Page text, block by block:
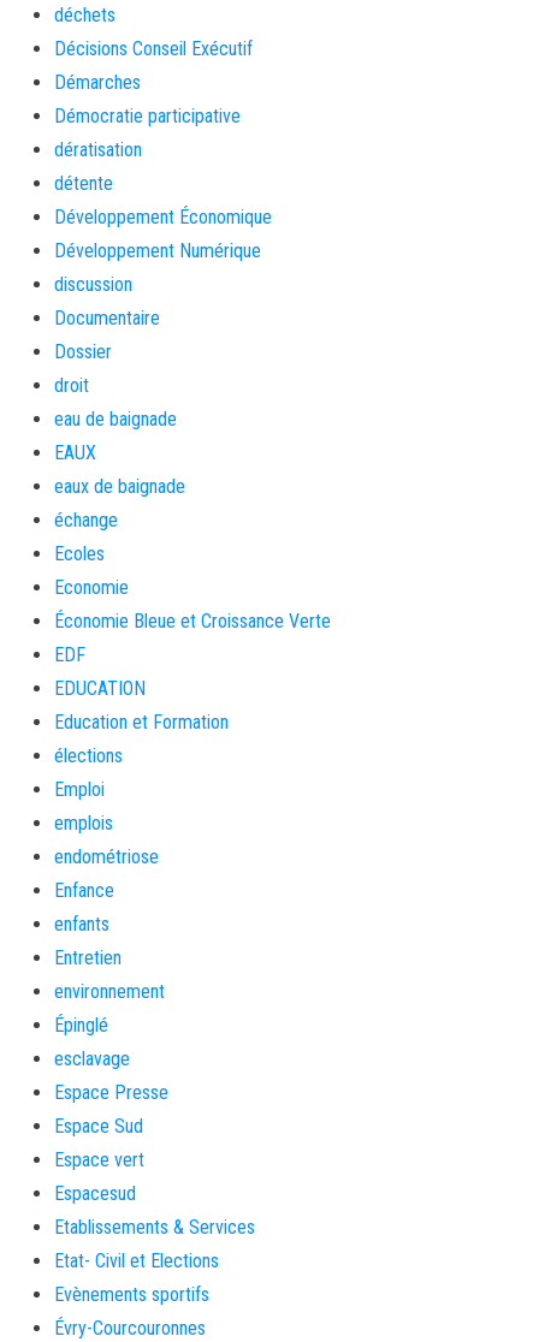
déchets
Décisions Conseil Exécutif
Démarches
Démocratie participative
dératisation
détente
Développement Économique
Développement Numérique
discussion
Documentaire
Dossier
droit
eau de baignade
EAUX
eaux de baignade
échange
Ecoles
Economie
Économie Bleue et Croissance Verte
EDF
EDUCATION
Education et Formation
élections
Emploi
emplois
endométriose
Enfance
enfants
Entretien
environnement
Épinglé
esclavage
Espace Presse
Espace Sud
Espace vert
Espacesud
Etablissements & Services
Etat- Civil et Elections
Evènements sportifs
Évry-Courcouronnes